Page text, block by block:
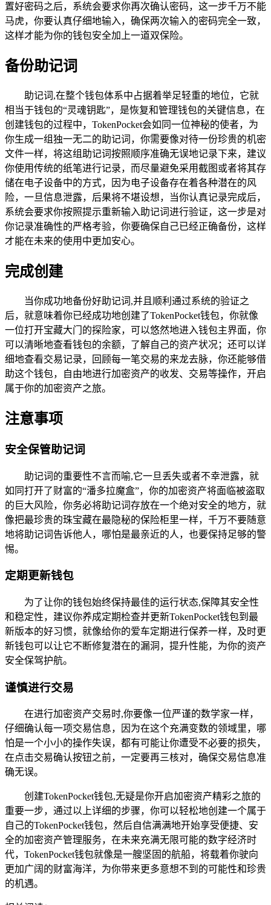
置好密码之后，系统会要求你再次确认密码，这一步千万不能
马虎，你要认真仔细地输入，确保两次输入的密码完全一致，
这样才能为你的钱包安全加上一道双保险。
备份助记词
助记词,在整个钱包体系中占据着举足轻重的地位，它就
相当于钱包的“灵魂钥匙”，是恢复和管理钱包的关键信息，在
创建钱包的过程中，TokenPocket会如同一位神秘的使者，为
你生成一组独一无二的助记词，你需要像对待一份珍贵的机密
文件一样，将这组助记词按照顺序准确无误地记录下来，建议
你使用传统的纸笔进行记录，而尽量避免采用截图或者将其存
储在电子设备中的方式，因为电子设备存在着各种潜在的风
险，一旦信息泄露，后果将不堪设想，当你认真记录完成后，
系统会要求你按照提示重新输入助记词进行验证，这一步是对
你记录准确性的严格考验，你要确保自己已经正确备份，这样
才能在未来的使用中更加安心。
完成创建
当你成功地备份好助记词,并且顺利通过系统的验证之
后，就意味着你已经成功地创建了TokenPocket钱包，你就像
一位打开宝藏大门的探险家，可以悠然地进入钱包主界面，你
可以清晰地查看钱包的余额，了解自己的资产状况；还可以详
细地查看交易记录，回顾每一笔交易的来龙去脉，你还能够借
助这个钱包，自由地进行加密资产的收发、交易等操作，开启
属于你的加密资产之旅。
注意事项
安全保管助记词
助记词的重要性不言而喻,它一旦丢失或者不幸泄露，就
如同打开了财富的“潘多拉魔盒”，你的加密资产将面临被盗取
的巨大风险，你务必将助记词存放在一个绝对安全的地方，就
像把最珍贵的珠宝藏在最隐秘的保险柜里一样，千万不要随意
地将助记词告诉他人，哪怕是最亲近的人，也要保持足够的警
惕。
定期更新钱包
为了让你的钱包始终保持最佳的运行状态,保障其安全性
和稳定性，建议你养成定期检查并更新TokenPocket钱包到最
新版本的好习惯，就像给你的爱车定期进行保养一样，及时更
新钱包可以让它不断修复潜在的漏洞，提升性能，为你的资产
安全保驾护航。
谨慎进行交易
在进行加密资产交易时,你要像一位严谨的数学家一样，
仔细确认每一项交易信息，因为在这个充满变数的领域里，哪
怕是一个小小的操作失误，都有可能让你遭受不必要的损失，
在点击交易确认按钮之前，一定要再三核对，确保交易信息准
确无误。
创建TokenPocket钱包,无疑是你开启加密资产精彩之旅的
重要一步，通过以上详细的步骤，你可以轻松地创建一个属于
自己的TokenPocket钱包，然后自信满满地开始享受便捷、安
全的加密资产管理服务，在未来充满无限可能的数字经济时
代，TokenPocket钱包就像是一艘坚固的航船，将载着你驶向
更加广阔的财富海洋，为你带来更多意想不到的可能性和珍贵
的机遇。